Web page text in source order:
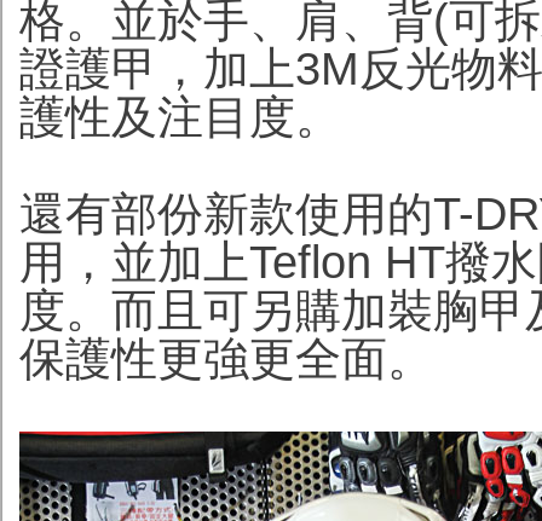
格。並於手、肩、背(可
證護甲，加上3M反光物
護性及注目度。
還有部份新款使用的T-
用，並加上Teflon HT撥
度。而且可另購加裝胸
保護性更強更全面。